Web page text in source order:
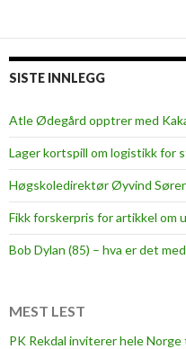
SISTE INNLEGG
Atle Ødegård opptrer med
Lager kortspill om logistikk for
Høgskoledirektør Øyvind
Fikk forskerpris for artikkel om
Bob Dylan (85) – hva er det
MEST LEST
PK Rekdal inviterer hele